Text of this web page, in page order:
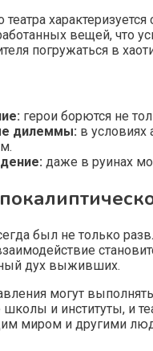
театра
вещей, что
погружаться в
герои борются не
дилеммы: в
даже в руинах
был не только
дух выживших.
могут
и институты, и
миром и другими